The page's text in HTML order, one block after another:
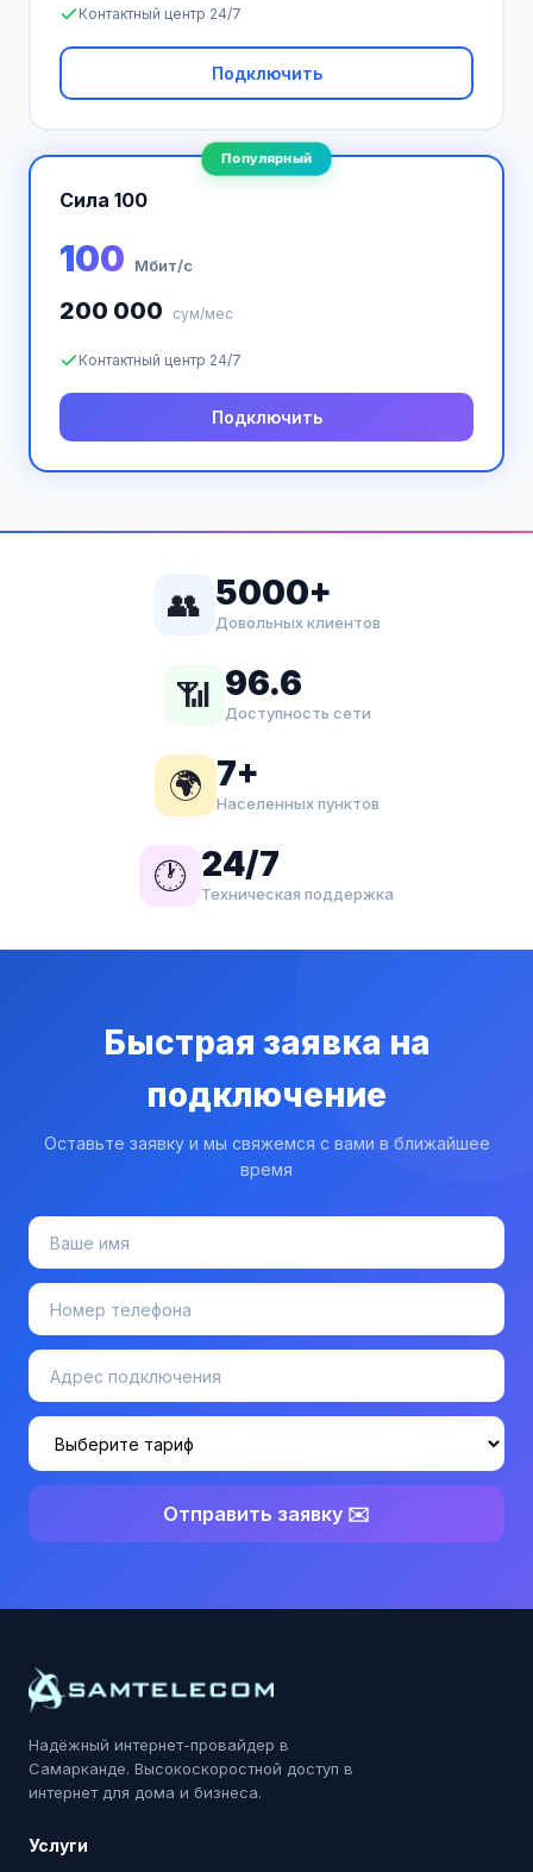
Контактный центр 24/7
Подключить
Популярный
Сила 100
100 Мбит/с
200 000 сум/мес
Контактный центр 24/7
Подключить
👥 5000+
Довольных клиентов
📶 96.6
Доступность сети
🌍 7+
Населенных пунктов
🕐 24/7
Техническая поддержка
Быстрая заявка на
подключение
Оставьте заявку и мы свяжемся с вами в ближайшее
время
Отправить заявку ✉️
Надёжный интернет-провайдер в
Самарканде. Высокоскоростной доступ в
интернет для дома и бизнеса.
Услуги